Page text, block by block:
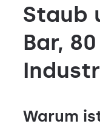
Staub
Bar,
Warum